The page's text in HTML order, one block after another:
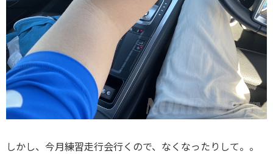
しかし、今月練習走行会行くので、なくなったりして。。